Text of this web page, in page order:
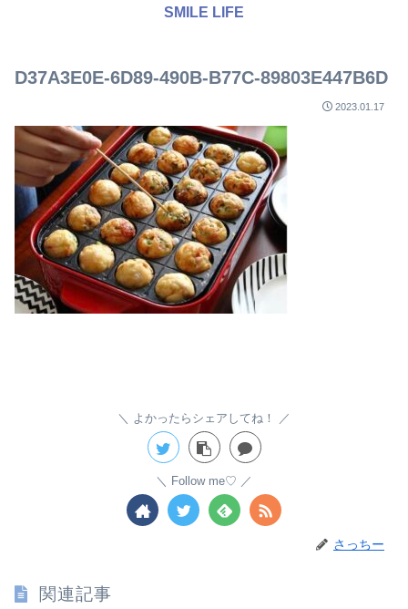
SMILE LIFE
D37A3E0E-6D89-490B-B77C-89803E447B6D
2023.01.17
よかったらシェアしてね！
Follow me♡
さっちー
関連記事